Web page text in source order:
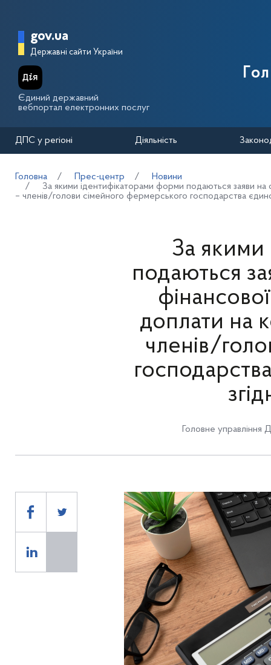
Головна сторінка Державної
gov.ua
Державні сайти України
Єдиний державний
вебпортал електронних послуг
ДПС у регіоні Діяльність
Головна Прес-центр
Новини
За якими ідентифікаторами форми подаються заяви на
– членів/голови сімейного фермерського господарства
За якими
подаються
доплати на
членів/
Головне управління